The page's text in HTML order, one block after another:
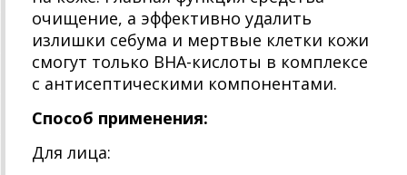
очищение, а эффективно удалить
излишки себума и мертвые клетки кожи
смогут только ВНА-кислоты в комплексе
с антисептическими компонентами.
Способ применения:
Для лица: